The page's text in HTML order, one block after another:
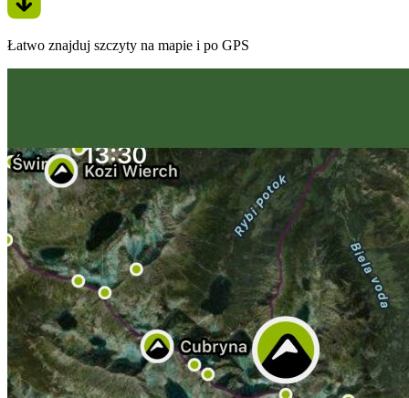
Łatwo znajduj szczyty na mapie i po GPS